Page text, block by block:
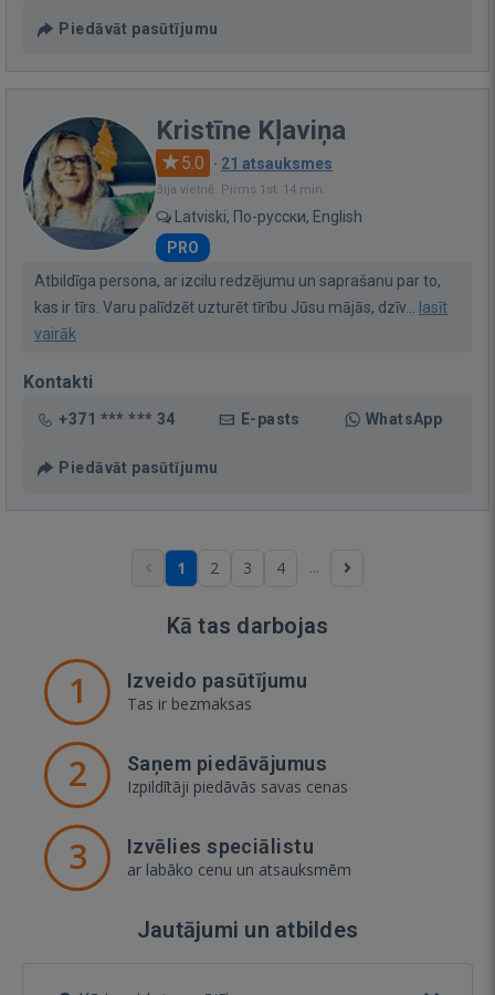
Piedāvāt pasūtījumu
Kristīne Kļaviņa
5.0 · 21 atsauksmes
Bija vietnē: Pirms 1st. 14 min.
Latviski, По-русски, English
PRO
Atbildīga persona, ar izcilu redzējumu un saprašanu par to,
kas ir tīrs. Varu palīdzēt uzturēt tīrību Jūsu mājās, dzīv... lasīt
vairāk
Kontakti
+371 *** *** 34 E-pasts WhatsApp
Piedāvāt pasūtījumu
1 2 3 4 ...
Kā tas darbojas
1 Izveido pasūtījumu
Tas ir bezmaksas
2 Saņem piedāvājumus
Izpildītāji piedāvās savas cenas
3 Izvēlies speciālistu
ar labāko cenu un atsauksmēm
Jautājumi un atbildes